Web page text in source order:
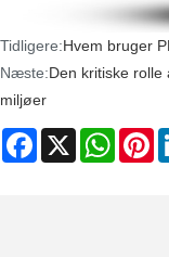
Tidligere:Hvem bruger
Næste:Den kritiske rolle
miljøer
Facebook
X